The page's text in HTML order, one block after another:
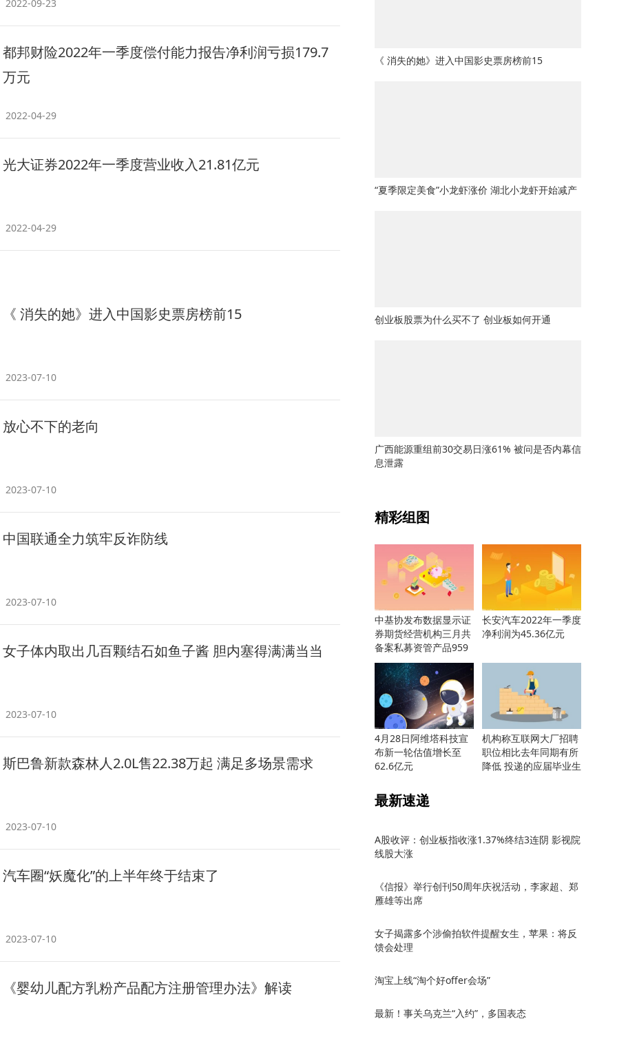
2022-09-23
都邦财险2022年一季度偿付能力报告净利润亏损179.7
万元
2022-04-29
光大证券2022年一季度营业收入21.81亿元
2022-04-29
《 消失的她》进入中国影史票房榜前15
2023-07-10
放心不下的老向
2023-07-10
中国联通全力筑牢反诈防线
2023-07-10
女子体内取出几百颗结石如鱼子酱 胆内塞得满满当当
2023-07-10
斯巴鲁新款森林人2.0L售22.38万起 满足多场景需求
2023-07-10
汽车圈“妖魔化”的上半年终于结束了
2023-07-10
《婴幼儿配方乳粉产品配方注册管理办法》解读
《 消失的她》进入中国影史票房榜前15
“夏季限定美食”小龙虾涨价 湖北小龙虾开始减产
创业板股票为什么买不了 创业板如何开通
广西能源重组前30交易日涨61% 被问是否内幕信
息泄露
精彩组图
中基协发布数据显示证
券期货经营机构三月共
备案私募资管产品959
只
长安汽车2022年一季度
净利润为45.36亿元
4月28日阿维塔科技宣
布新一轮估值增长至
62.6亿元
机构称互联网大厂招聘
职位相比去年同期有所
降低 投递的应届毕业生
最新速递
A股收评：创业板指收涨1.37%终结3连阴 影视院
线股大涨
《信报》举行创刊50周年庆祝活动，李家超、郑
雁雄等出席
女子揭露多个涉偷拍软件提醒女生，苹果：将反
馈会处理
淘宝上线“淘个好offer会场”
最新！事关乌克兰“入约”，多国表态